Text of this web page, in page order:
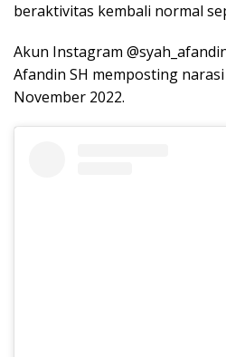
beraktivitas kembali normal
Akun Instagram
Afandin SH memposting
November 2022.